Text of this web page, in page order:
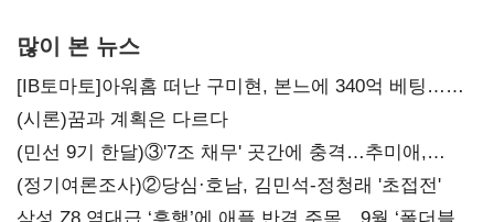
많이 본 뉴스
[IB토마토]아워홈 떠난 구미현, 본느에 340억 베팅…
가족 지배체제 구축
(시론)꿈과 계획은 다르다
(민선 9기 한달)③'7조 채무' 곳간에 충격…추미애,
20년만에 '비상재정' 선언 승부수
(정기여론조사)②당심·호남, 김민석-정청래 '초접전'